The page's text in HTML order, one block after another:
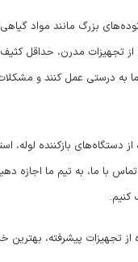
بزرگ مانند مواد گیاهی
از تجهیزات مدرن، حداقل
به درستی عمل کنند و
بازکننده لوله،
با ما، به تیم ما اجازه
کنیم.
تجهیزات پیشرفته، بهترین